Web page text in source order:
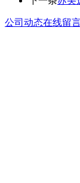
公司动态在线留